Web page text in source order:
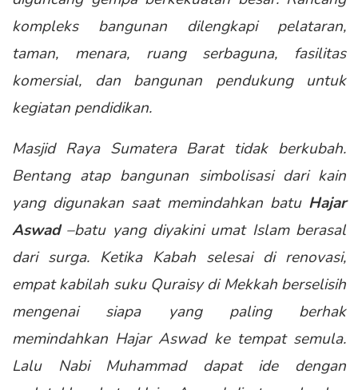
kompleks bangunan dilengkapi pelataran,
taman, menara, ruang serbaguna, fasilitas
komersial, dan bangunan pendukung untuk
kegiatan pendidikan.
Masjid Raya Sumatera Barat tidak berkubah.
Bentang atap bangunan simbolisasi dari kain
yang digunakan saat memindahkan batu Hajar
Aswad–batu yang diyakini umat Islam berasal
dari surga. Ketika Kabah selesai di renovasi,
empat kabilah suku Quraisy di Mekkah berselisih
mengenai siapa yang paling berhak
memindahkan Hajar Aswad ke tempat semula.
Lalu Nabi Muhammad dapat ide dengan